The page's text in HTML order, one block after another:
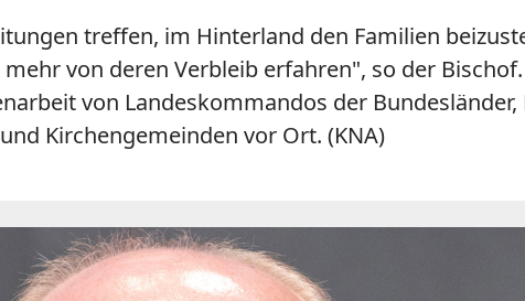
treffen, im Hinterland den Familien
von deren Verbleib erfahren", so der
von Landeskommandos der
Kirchengemeinden vor Ort. (KNA)